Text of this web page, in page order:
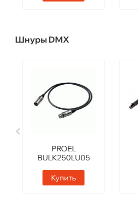
Шнуры DMX
PROEL
BULK250LU05
Купить